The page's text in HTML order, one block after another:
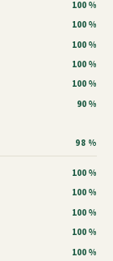
100 %
100 %
100 %
100 %
100 %
90 %
98 %
100 %
100 %
100 %
100 %
100 %